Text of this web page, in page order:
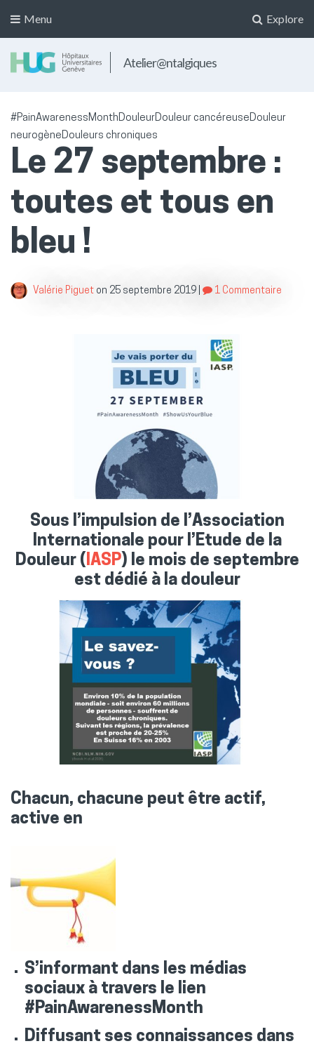
Explore
Menu
Atelier@ntalgiques
#PainAwarenessMonthDouleurDouleur cancéreuseDouleur
neurogèneDouleurs chroniques
Le 27 septembre :
toutes et tous en
bleu !
Valérie Piguet on 25 septembre 2019 1 Commentaire
Sous l’impulsion de l’Association
Internationale pour l’Etude de la
Douleur (IASP) le mois de septembre
est dédié à la douleur
Chacun, chacune peut être actif,
active en
S’informant dans les médias
sociaux à travers le lien
#PainAwarenessMonth
Diffusant ses connaissances dans